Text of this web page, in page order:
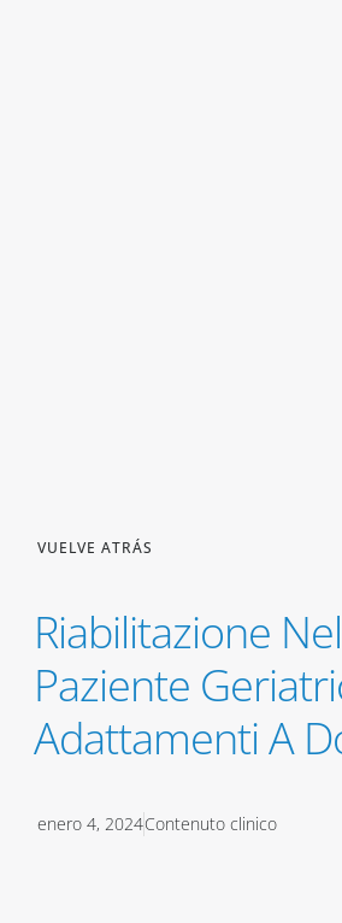
VUELVE ATRÁS
Riabilitazione Nel
Paziente
Adattamenti A
enero 4, 2024Contenuto clinico